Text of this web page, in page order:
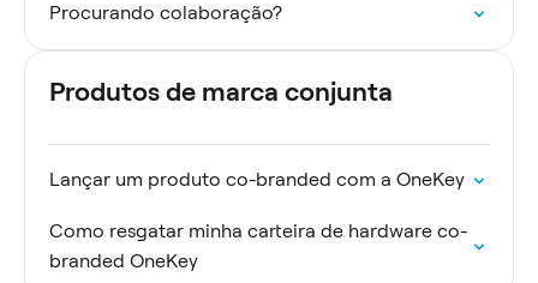
Procurando colaboração?
Produtos de marca conjunta
Lançar um produto co-branded com a OneKey
Como resgatar minha carteira de hardware co-
branded OneKey